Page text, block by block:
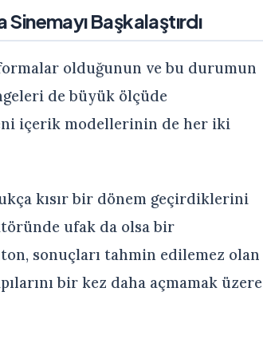
Başkalaştırdı
olduğunun ve bu durumun
de büyük ölçüde
içerik modellerinin de her iki
kısır bir dönem geçirdiklerini
ufak da olsa bir
sonuçları tahmin edilemez olan
bir kez daha açmamak üzere